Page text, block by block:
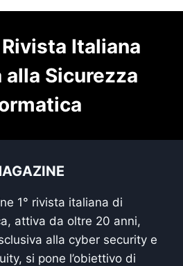
Italiana
alla Sicurezza
1° rivista italiana di
attiva da oltre 20 anni,
alla cyber security e
si pone l’obiettivo di